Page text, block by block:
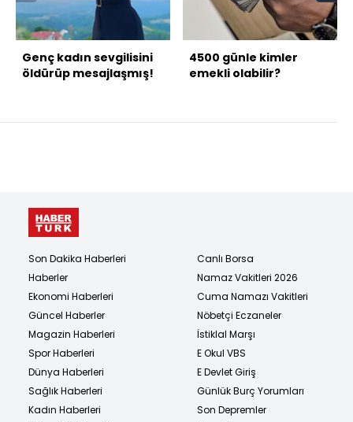
Genç kadın sevgilisini
öldürüp mesajlaşmış!
4500 günle kimler
emekli olabilir?
Son Dakika Haberleri
Haberler
Ekonomi Haberleri
Güncel Haberler
Magazin Haberleri
Spor Haberleri
Dünya Haberleri
Sağlık Haberleri
Kadın Haberleri
Canlı Borsa
Namaz Vakitleri 2026
Cuma Namazı Vakitleri
Nöbetçi Eczaneler
İstiklal Marşı
E Okul VBS
E Devlet Giriş
Günlük Burç Yorumları
Son Depremler